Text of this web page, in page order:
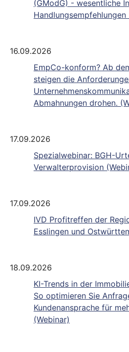
(GModG) - wesentliche
Handlungsempfehlungen
16.09.2026
EmpCo-konform? Ab
steigen die
Abmahnungen drohen.
17.09.2026
Spezialwebinar: BGH-
Verwalterprovision
17.09.2026
IVD Profitreffen der
Esslingen und
18.09.2026
KI-Trends in der
So optimieren Sie
Kundenansprache für
(Webinar)